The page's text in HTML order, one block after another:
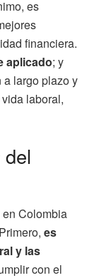
es
financiera.
aplicado; y
largo plazo y
laboral,
Colombia
es
y las
con el